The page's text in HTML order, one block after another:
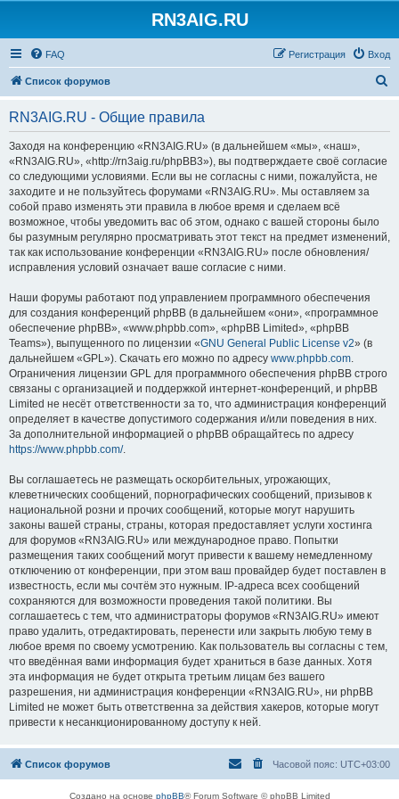
RN3AIG.RU
FAQ Вход
Регистрация
Список форумов
RN3AIG.RU - Общие правила
Заходя на конференцию «RN3AIG.RU» (в дальнейшем «мы», «наш»,
«RN3AIG.RU», «http://rn3aig.ru/phpBB3»), вы подтверждаете своё согласие
со следующими условиями. Если вы не согласны с ними, пожалуйста, не
заходите и не пользуйтесь форумами «RN3AIG.RU». Мы оставляем за
собой право изменять эти правила в любое время и сделаем всё
возможное, чтобы уведомить вас об этом, однако с вашей стороны было
бы разумным регулярно просматривать этот текст на предмет изменений,
так как использование конференции «RN3AIG.RU» после обновления/
исправления условий означает ваше согласие с ними.
Наши форумы работают под управлением программного обеспечения
для создания конференций phpBB (в дальнейшем «они», «программное
обеспечение phpBB», «www.phpbb.com», «phpBB Limited», «phpBB
Teams»), выпущенного по лицензии «GNU General Public License v2» (в
дальнейшем «GPL»). Скачать его можно по адресу www.phpbb.com.
Ограничения лицензии GPL для программного обеспечения phpBB строго
связаны с организацией и поддержкой интернет-конференций, и phpBB
Limited не несёт ответственности за то, что администрация конференций
определяет в качестве допустимого содержания и/или поведения в них.
За дополнительной информацией о phpBB обращайтесь по адресу
https://www.phpbb.com/.
Вы соглашаетесь не размещать оскорбительных, угрожающих,
клеветнических сообщений, порнографических сообщений, призывов к
национальной розни и прочих сообщений, которые могут нарушить
законы вашей страны, страны, которая предоставляет услуги хостинга
для форумов «RN3AIG.RU» или международное право. Попытки
размещения таких сообщений могут привести к вашему немедленному
отключению от конференции, при этом ваш провайдер будет поставлен в
известность, если мы сочтём это нужным. IP-адреса всех сообщений
сохраняются для возможности проведения такой политики. Вы
соглашаетесь с тем, что администраторы форумов «RN3AIG.RU» имеют
право удалить, отредактировать, перенести или закрыть любую тему в
любое время по своему усмотрению. Как пользователь вы согласны с тем,
что введённая вами информация будет храниться в базе данных. Хотя
эта информация не будет открыта третьим лицам без вашего
разрешения, ни администрация конференции «RN3AIG.RU», ни phpBB
Limited не может быть ответственна за действия хакеров, которые могут
привести к несанкционированному доступу к ней.
Список форумов Часовой пояс: UTC+03:00
Создано на основе phpBB® Forum Software © phpBB Limited